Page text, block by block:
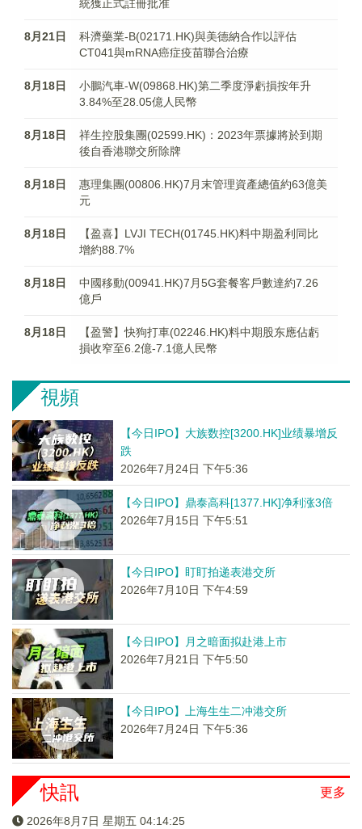
統獲正式註冊批准
8月21日
科濟藥業-B(02171.HK)與美德納合作以評估
CT041與mRNA癌症疫苗聯合治療
8月18日
小鵬汽車-W(09868.HK)第二季度淨虧損按年升
3.84%至28.05億人民幣
8月18日
祥生控股集團(02599.HK)：2023年票據將於到期
後自香港聯交所除牌
8月18日
惠理集團(00806.HK)7月末管理資產總值約63億美
元
8月18日
【盈喜】LVJI TECH(01745.HK)料中期盈利同比
增約88.7%
8月18日
中國移動(00941.HK)7月5G套餐客戶數達約7.26
億戶
8月18日
【盈警】快狗打車(02246.HK)料中期股东應佔虧
損收窄至6.2億-7.1億人民幣
視頻
【今日IPO】大族数控[3200.HK]业绩暴增反
跌
2026年7月24日 下午5:36
【今日IPO】鼎泰高科[1377.HK]净利涨3倍
2026年7月15日 下午5:51
【今日IPO】盯盯拍递表港交所
2026年7月10日 下午4:59
【今日IPO】月之暗面拟赴港上市
2026年7月21日 下午5:50
【今日IPO】上海生生二冲港交所
2026年7月24日 下午5:36
更多
快訊
2026年8月7日 星期五 04:14:26